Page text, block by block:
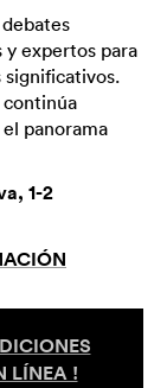
expertos para
significativos.
panorama
1-2
LÍNEA !